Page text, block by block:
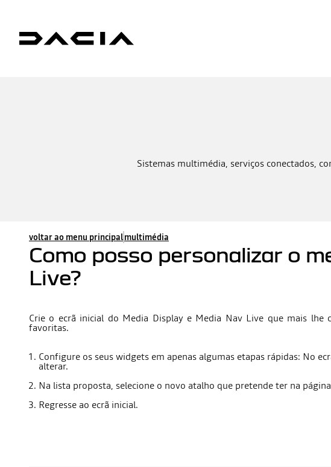
Sistemas multimédia, serviços conectados,
voltar ao menu principalmultimédia
Como posso personalizar o
Live?
Crie o ecrã inicial do Media Display e Media Nav Live que mais lhe
favoritas.
Configure os seus widgets em apenas algumas etapas rápidas: No
alterar.
Na lista proposta, selecione o novo atalho que pretende ter na
Regresse ao ecrã inicial.